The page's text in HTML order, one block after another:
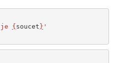
je {soucet} '